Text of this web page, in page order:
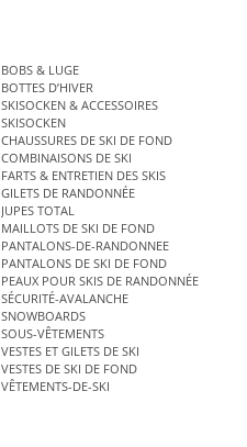
BOBS & LUGE
BOTTES D’HIVER
SKISOCKEN & ACCESSOIRES
SKISOCKEN
CHAUSSURES DE SKI DE FOND
COMBINAISONS DE SKI
FARTS & ENTRETIEN DES SKIS
GILETS DE RANDONNÉE
JUPES TOTAL
MAILLOTS DE SKI DE FOND
PANTALONS-DE-RANDONNEE
PANTALONS DE SKI DE FOND
PEAUX POUR SKIS DE RANDONNÉE
SÉCURITÉ-AVALANCHE
SNOWBOARDS
SOUS-VÊTEMENTS
VESTES ET GILETS DE SKI
VESTES DE SKI DE FOND
VÊTEMENTS-DE-SKI